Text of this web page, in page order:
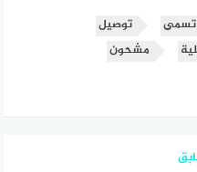
تسمى
توصيل
مشحون